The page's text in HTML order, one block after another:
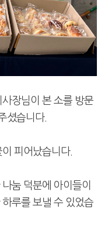
장님이 본 소를 방문
셨습니다.
피어났습니다.
눔 덕분에 아이들이
루를 보낼 수 있었습